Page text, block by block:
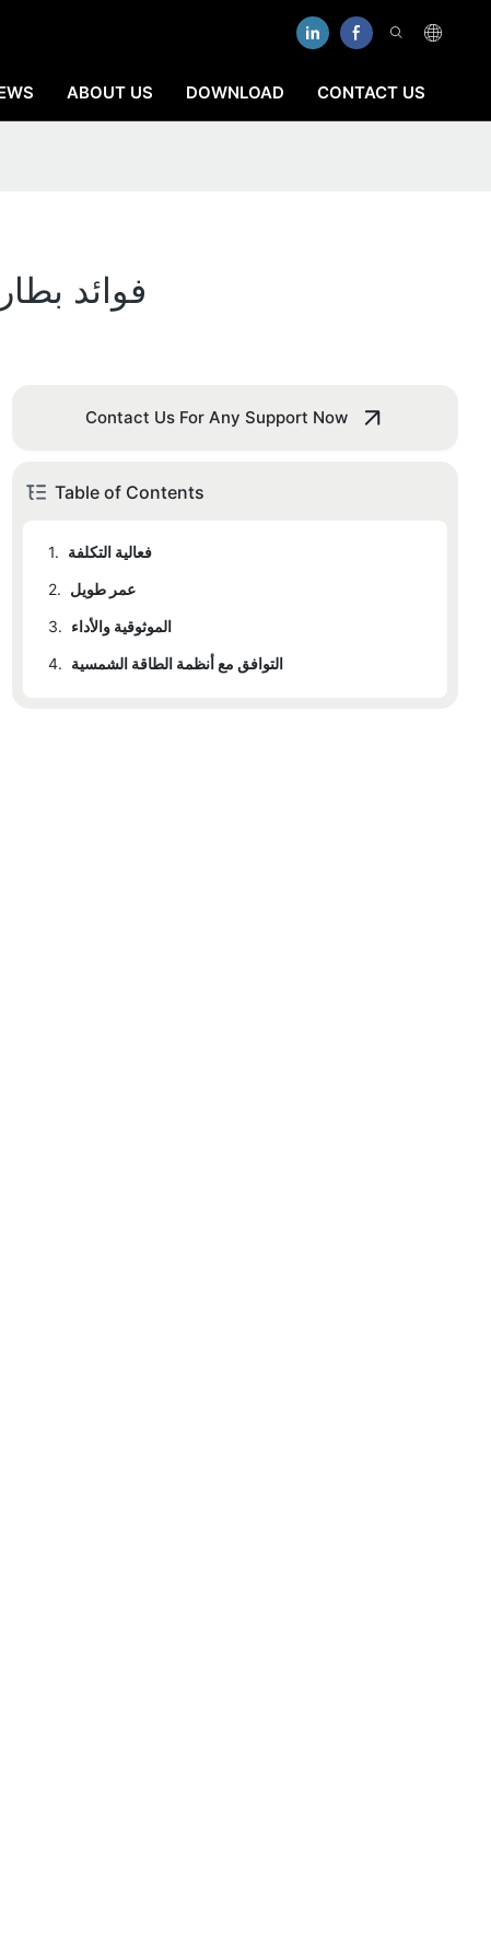
ABOUT US DOWNLOAD CONTACT US
فوائد بطاريات الليثيوم 48
Contact Us For Any Support Now
Table of Contents
1. فعالية التكلفة
2. عمر طويل
3. الموثوقية والأداء
4. التوافق مع أنظمة الطاقة الشمسية